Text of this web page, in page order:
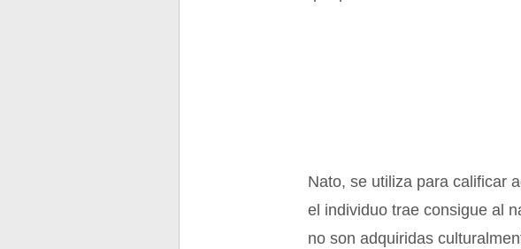
Nato, se utiliza para calificar
el individuo trae consigue al
no son adquiridas